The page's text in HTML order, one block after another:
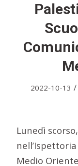
2022-10-13 /
Lunedì
nell’Ispettoria
Medio